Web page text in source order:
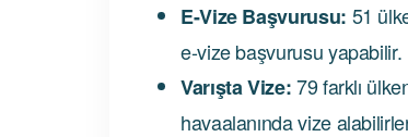
E-Vize Başvurusu: 51
e-vize başvurusu yapabilir.
Varışta Vize:79 farklı
havaalanında vize